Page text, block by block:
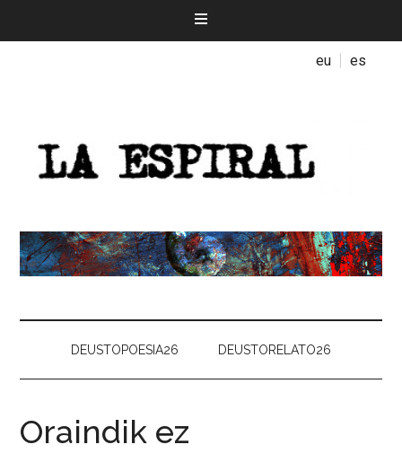
eu es
DEUSTOPOESIA26 DEUSTORELATO26
Oraindik ez